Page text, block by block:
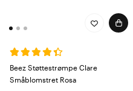
Beez Støttestrømpe Clare
Småblomstret Rosa